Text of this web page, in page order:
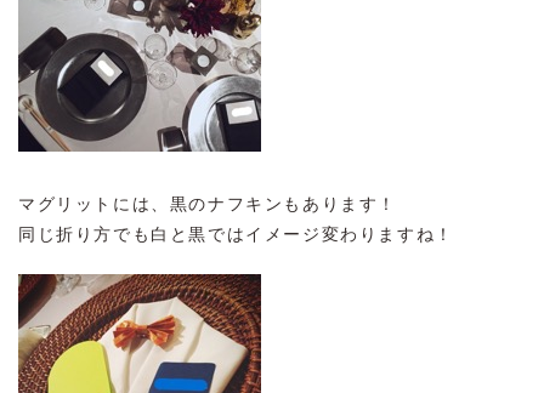
マグリットには、黒のナフキンもあります！
同じ折り方でも白と黒ではイメージ変わりますね！